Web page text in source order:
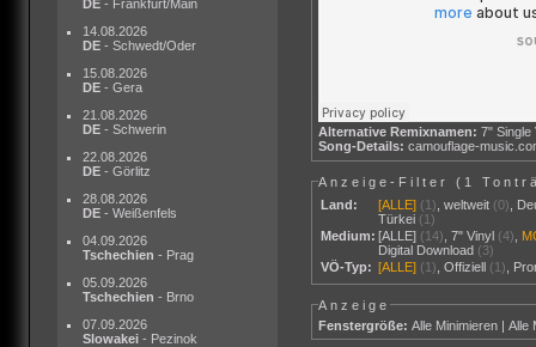
DE - Frankfurt/Main
14.08.2026
DE - Schwedt/Oder
15.08.2026
DE - Gera
21.08.2026
DE - Schwerin
22.08.2026
DE - Görlitz
28.08.2026
DE - Weißenfels
04.09.2026
Tschechien - Prag
05.09.2026
Tschechien - Brno
07.09.2026
Slowakei - Pezinok
Alternative Remixnamen: 7"
Song-Details: camouflage-
Anzeige-Filter ( 1
Land:
[ALLE] (1) ,weltweit (0)
Türkei (1)
Medium: [ALLE] (14) ,7" Vinyl (4)
Digital Download (3)
VÖ-Typ: [ALLE] (1) ,Offiziell (1)
Anzeige
Fenstergröße: Alle Minimieren |Alle